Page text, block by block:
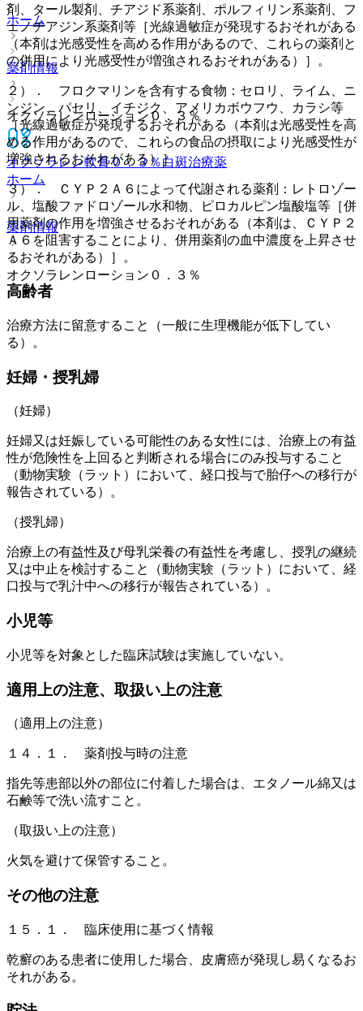
ホーム
薬剤情報
オクソラレンローション０．３％
オクソラレン軟膏０．３％白斑治療薬
ホーム
薬剤情報
オクソラレンローション０．３％
剤、タール製剤、チアジド系薬剤、ポルフィリン系薬剤、フ
ェノチアジン系薬剤等［光線過敏症が発現するおそれがある
（本剤は光感受性を高める作用があるので、これらの薬剤と
の併用により光感受性が増強されるおそれがある）］。
２）． フロクマリンを含有する食物：セロリ、ライム、ニ
ンジン、パセリ、イチジク、アメリカボウフウ、カラシ等
［光線過敏症が発現するおそれがある（本剤は光感受性を高
める作用があるので、これらの食品の摂取により光感受性が
増強されるおそれがある）］。
３）． ＣＹＰ２Ａ６によって代謝される薬剤：レトロゾー
ル、塩酸ファドロゾール水和物、ピロカルピン塩酸塩等［併
用薬剤の作用を増強させるおそれがある（本剤は、ＣＹＰ２
Ａ６を阻害することにより、併用薬剤の血中濃度を上昇させ
るおそれがある）］。
高齢者
治療方法に留意すること（一般に生理機能が低下してい
る）。
妊婦・授乳婦
（妊婦）
妊婦又は妊娠している可能性のある女性には、治療上の有益
性が危険性を上回ると判断される場合にのみ投与すること
（動物実験（ラット）において、経口投与で胎仔への移行が
報告されている）。
（授乳婦）
治療上の有益性及び母乳栄養の有益性を考慮し、授乳の継続
又は中止を検討すること（動物実験（ラット）において、経
口投与で乳汁中への移行が報告されている）。
小児等
小児等を対象とした臨床試験は実施していない。
適用上の注意、取扱い上の注意
（適用上の注意）
１４．１． 薬剤投与時の注意
指先等患部以外の部位に付着した場合は、エタノール綿又は
石鹸等で洗い流すこと。
（取扱い上の注意）
火気を避けて保管すること。
その他の注意
１５．１． 臨床使用に基づく情報
乾癬のある患者に使用した場合、皮膚癌が発現し易くなるお
それがある。